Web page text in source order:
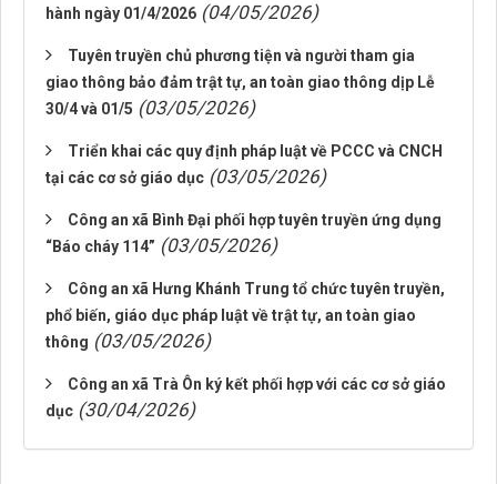
hành ngày 01/4/2026 (04/05/2026)
Tuyên truyền chủ phương tiện và người tham gia
giao thông bảo đảm trật tự, an toàn giao thông dịp Lễ
30/4 và 01/5 (03/05/2026)
Triển khai các quy định pháp luật về PCCC và CNCH
tại các cơ sở giáo dục (03/05/2026)
Công an xã Bình Đại phối hợp tuyên truyền ứng dụng
“Báo cháy 114” (03/05/2026)
Công an xã Hưng Khánh Trung tổ chức tuyên truyền,
phổ biến, giáo dục pháp luật về trật tự, an toàn giao
thông (03/05/2026)
Công an xã Trà Ôn ký kết phối hợp với các cơ sở giáo
dục (30/04/2026)